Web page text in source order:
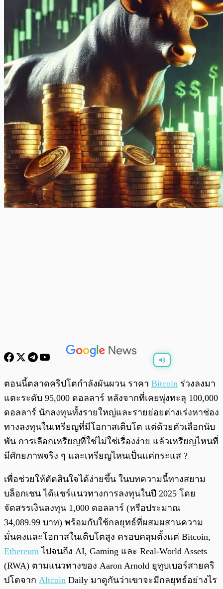
/
ตอนนี้ตลาดคริปโตกำลังผันผวน ราคา Bitcoin ร่วงลงมา
แตะระดับ 95,000 ดอลลาร์ หลังจากที่เคยพุ่งทะลุ 100,000
ดอลลาร์ นักลงทุนทั้งรายใหญ่และรายย่อยต่างเร่งหาช่อง
ทางลงทุนในเหรียญที่มีโอกาสเติบโต แต่ด้วยตัวเลือกนับ
พัน การเลือกเหรียญที่ใช่ไม่ใช่เรื่องง่าย แล้วเหรียญไหนที่
มีศักยภาพจริง ๆ และเหรียญไหนเป็นแค่กระแส ?
เพื่อช่วยให้ตัดสินใจได้ง่ายขึ้น ในบทความนี้ทางสยาม
บล็อกเชน ได้แชร์แนวทางการลงทุนในปี 2025 โดย
จัดสรรเงินลงทุน 1,000 ดอลลาร์ (หรือประมาณ
34,089.99 บาท) พร้อมกับใช้กลยุทธ์ที่ผสมผสานความ
มั่นคงและโอกาสในเติบโตสูง ครอบคลุมตั้งแต่ Bitcoin,
Ethereum ไปจนถึง AI, Gaming และ Real-World Assets
(RWA) ตามแนวทางของ Aaron Arnold ยูทูบเบอร์สายคริ
ปโตจาก Altcoin Daily มาดูกันว่าเขาจะมีกลยุทธ์อย่างไร